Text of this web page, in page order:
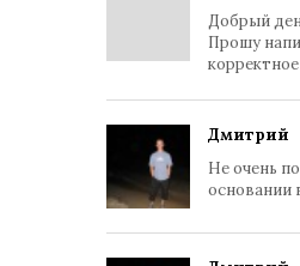
Добрый
Прошу
Дмитрий
Не очень
основании